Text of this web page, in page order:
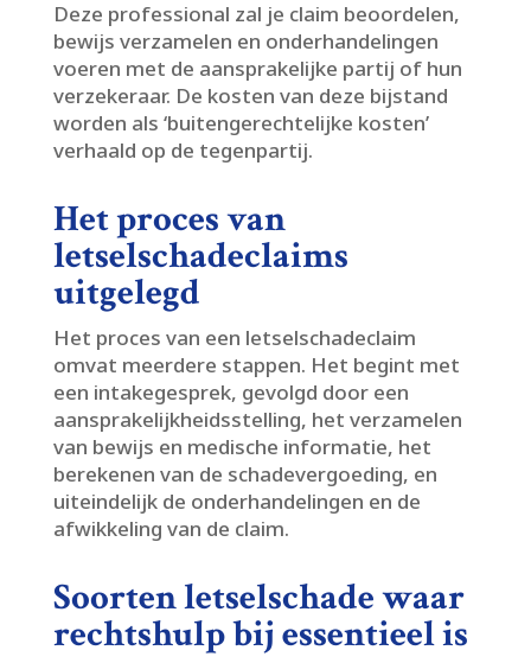
Deze professional zal je claim beoordelen,
bewijs verzamelen en onderhandelingen
voeren met de aansprakelijke partij of hun
verzekeraar.​ De kosten van deze bijstand
worden als ‘buitengerechtelijke kosten’
verhaald op de tegenpartij.​
Het proces van
letselschadeclaims
uitgelegd
Het proces van een letselschadeclaim
omvat meerdere stappen.​ Het begint met
een intakegesprek, gevolgd door een
aansprakelijkheidsstelling, het verzamelen
van bewijs en medische informatie, het
berekenen van de schadevergoeding, en
uiteindelijk de onderhandelingen en de
afwikkeling van de claim.​
Soorten letselschade waar
rechtshulp bij essentieel is